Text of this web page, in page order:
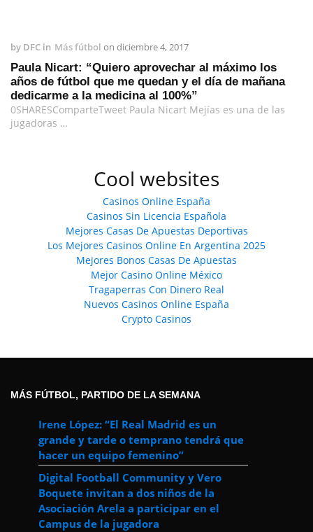
by DFC in Más fútbol on diciembre 4, 2017
Paula Nicart: “Quiero aprovechar al máximo los
años de fútbol que me quedan y el día de mañana
dedicarme a la medicina al 100%”
0SHARESComparteTweet Paula Nicart Mejías es una de las
jugadoras …
Cool websites
Casinos Online España
Casinos Sin Licencia Española
Mejores Casas De Apuestas Deportivas
Los Mejores Casinos Online En Argentina 2025
Mejores Bonos Casas De Apuestas
Mejor Casino Online México
Tragaperras Con Dinero Real
Nuevos Casinos Online España
Crypto Casinos
MÁS FÚTBOL, PARTIDO DE LA SEMANA
Irene López: “El Real Madrid es un
grande y tarde o temprano tendrá que
hacer un equipo femenino”
Digital Football Community y Vero
Boquete invitan a dos niños de la
Asociación Arela a participar en el
Campus de la jugadora